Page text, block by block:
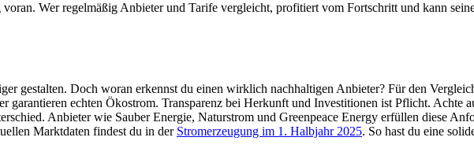
Wer regelmäßig Anbieter und Tarife vergleicht, profitiert vom Fortschritt und kann
gestalten. Doch woran erkennst du einen wirklich nachhaltigen Anbieter? Für den
echten Ökostrom. Transparenz bei Herkunft und Investitionen ist Pflicht. Achte
Anbieter wie Sauber Energie, Naturstrom und Greenpeace Energy erfüllen diese
Marktdaten findest du in der Stromerzeugung im 1. Halbjahr 2025. So hast du eine